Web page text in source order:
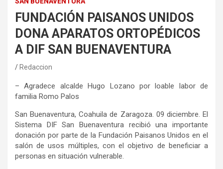
FUNDACIÓN PAISANOS UNIDOS
DONA APARATOS ORTOPÉDICOS
A DIF SAN BUENAVENTURA
Redaccion
– Agradece alcalde Hugo Lozano por loable labor de
familia Romo Palos
San Buenaventura, Coahuila de Zaragoza. 09 diciembre. El
Sistema DIF San Buenaventura recibió una importante
donación por parte de la Fundación Paisanos Unidos en el
salón de usos múltiples, con el objetivo de beneficiar a
personas en situación vulnerable.